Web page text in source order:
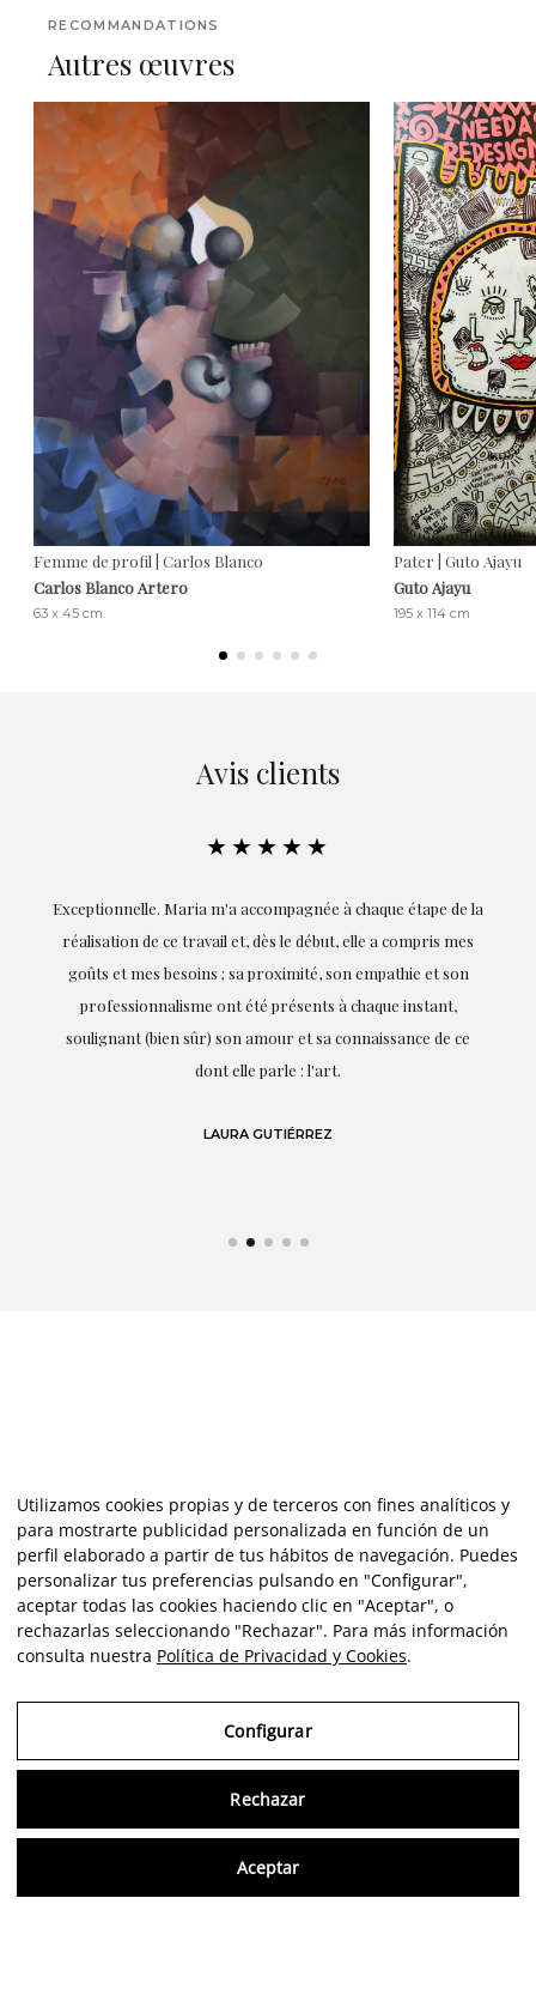
RECOMMANDATIONS
Autres œuvres
Femme de profil | Carlos Blanco
Carlos Blanco Artero
63 x 45 cm
Pater | Guto Ajayu
Guto Ajayu
195 x 114 cm
Avis clients
★★★★★
Exceptionnelle. Maria m'a accompagnée à chaque étape de la
réalisation de ce travail et, dès le début, elle a compris mes
goûts et mes besoins ; sa proximité, son empathie et son
professionnalisme ont été présents à chaque instant,
soulignant (bien sûr) son amour et sa connaissance de ce
dont elle parle : l'art.
LAURA GUTIÉRREZ
Utilizamos cookies propias y de terceros con fines analíticos y
para mostrarte publicidad personalizada en función de un
perfil elaborado a partir de tus hábitos de navegación. Puedes
personalizar tus preferencias pulsando en "Configurar",
aceptar todas las cookies haciendo clic en "Aceptar", o
rechazarlas seleccionando "Rechazar". Para más información
consulta nuestra Política de Privacidad y Cookies.
Configurar
Rechazar
Aceptar